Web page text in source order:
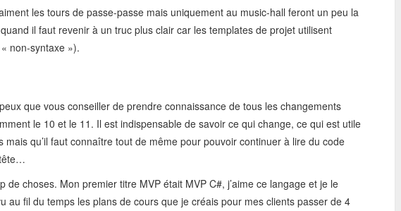
les tours de passe-passe mais uniquement au music-hall feront un peu la
il faut revenir à un truc plus clair car les templates de projet utilisent
non-syntaxe »).
que vous conseiller de prendre connaissance de tous les changements
le 10 et le 11. Il est indispensable de savoir ce qui change, ce qui est utile
mais qu’il faut connaître tout de même pour pouvoir continuer à lire du code
de choses. Mon premier titre MVP était MVP C#, j’aime ce langage et je le
au fil du temps les plans de cours que je créais pour mes clients passer de 4